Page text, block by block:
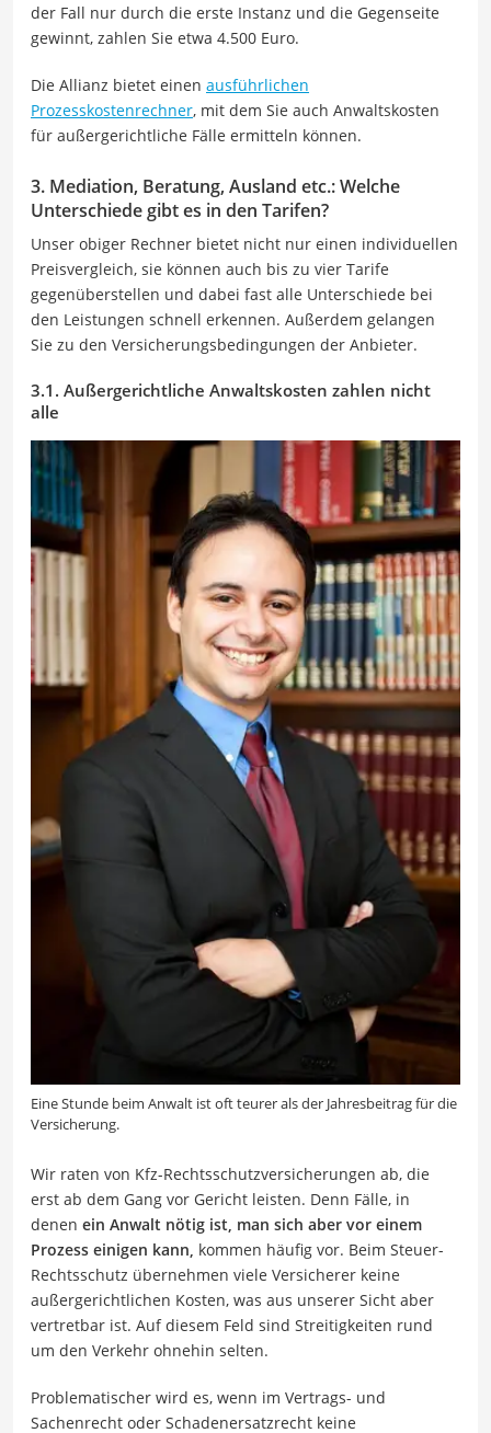
der Fall nur durch die erste Instanz und die Gegenseite
gewinnt, zahlen Sie etwa 4.500 Euro.
Die Allianz bietet einen ausführlichen
Prozesskostenrechner, mit dem Sie auch Anwaltskosten
für außergerichtliche Fälle ermitteln können.
3. Mediation, Beratung, Ausland etc.: Welche
Unterschiede gibt es in den Tarifen?
Unser obiger Rechner bietet nicht nur einen individuellen
Preisvergleich, sie können auch bis zu vier Tarife
gegenüberstellen und dabei fast alle Unterschiede bei
den Leistungen schnell erkennen. Außerdem gelangen
Sie zu den Versicherungsbedingungen der Anbieter.
3.1. Außergerichtliche Anwaltskosten zahlen nicht
alle
Eine Stunde beim Anwalt ist oft teurer als der Jahresbeitrag für die
Versicherung.
Wir raten von Kfz-Rechtsschutzversicherungen ab, die
erst ab dem Gang vor Gericht leisten. Denn Fälle, in
denen ein Anwalt nötig ist, man sich aber vor einem
Prozess einigen kann, kommen häufig vor. Beim Steuer-
Rechtsschutz übernehmen viele Versicherer keine
außergerichtlichen Kosten, was aus unserer Sicht aber
vertretbar ist. Auf diesem Feld sind Streitigkeiten rund
um den Verkehr ohnehin selten.
Problematischer wird es, wenn im Vertrags- und
Sachenrecht oder Schadenersatzrecht keine